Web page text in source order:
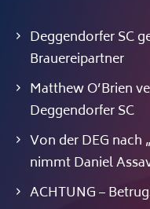
Deggendorfer SC
Brauereipartner
Matthew O’Brien
Deggendorfer SC
Von der DEG nach
nimmt Daniel
ACHTUNG –